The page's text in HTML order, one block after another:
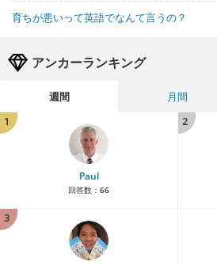
育ちが悪いって英語でなんて言うの？
アンカーランキング
週間 月間
1
Paul
回答数： 66
2
3